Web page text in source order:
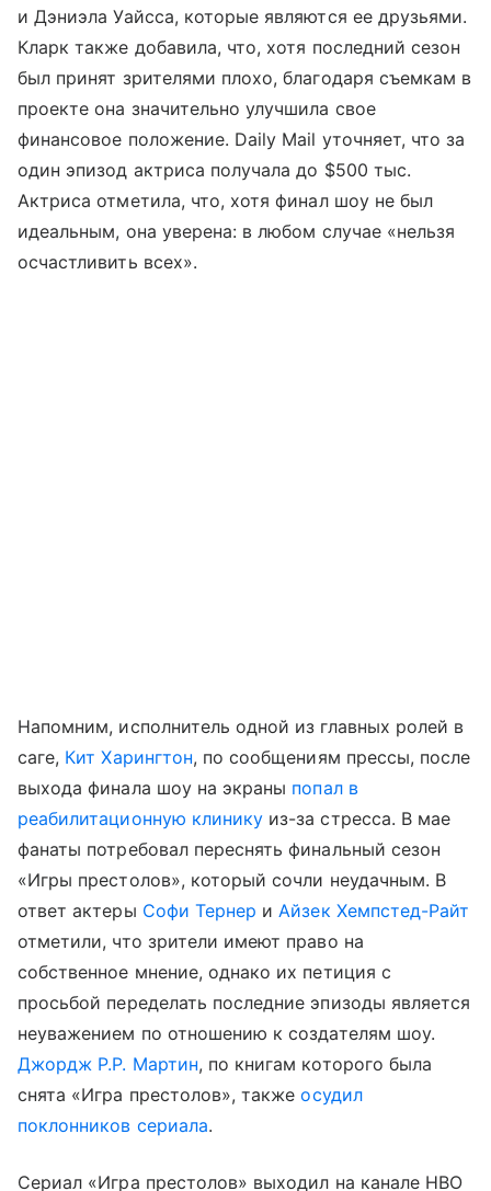
и Дэниэла Уайсса, которые являются ее друзьями.
Кларк также добавила, что, хотя последний сезон
был принят зрителями плохо, благодаря съемкам в
проекте она значительно улучшила свое
финансовое положение. Daily Mail уточняет, что за
один эпизод актриса получала до $500 тыс.
Актриса отметила, что, хотя финал шоу не был
идеальным, она уверена: в любом случае «нельзя
осчастливить всех».
Напомним, исполнитель одной из главных ролей в
саге, Кит Харингтон, по сообщениям прессы, после
выхода финала шоу на экраны попал в
реабилитационную клинику из-за стресса. В мае
фанаты потребовал переснять финальный сезон
«Игры престолов», который сочли неудачным. В
ответ актеры Софи Тернер и Айзек Хемпстед-Райт
отметили, что зрители имеют право на
собственное мнение, однако их петиция с
просьбой переделать последние эпизоды является
неуважением по отношению к создателям шоу.
Джордж Р.Р. Мартин, по книгам которого была
снята «Игра престолов», такжеосудил
поклонников сериала.
Сериал «Игра престолов» выходил на канале HBO